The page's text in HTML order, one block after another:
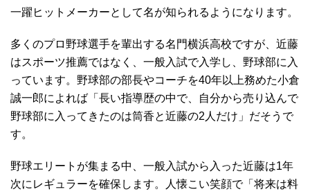
一躍ヒットメーカーとして名が知られるようになります。
多くのプロ野球選手を輩出する名門横浜高校ですが、近藤
はスポーツ推薦ではなく、一般入試で入学し、野球部に入
っています。野球部の部長やコーチを40年以上務めた小倉
誠一郎によれば「長い指導歴の中で、自分から売り込んで
野球部に入ってきたのは筒香と近藤の2人だけ」だそうで
す。
野球エリートが集まる中、一般入試から入った近藤は1年
次にレギュラーを確保します。人懐こい笑顔で「将来は料